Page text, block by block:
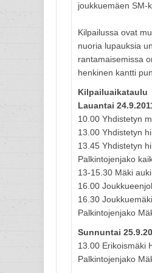
joukkuemäen SM-
Kilpailussa ovat
nuoria lupauksia
rantamaisemissa
henkinen kantti
Kilpailuaikataulu
Lauantai
10.00 Yhdistetyn
13.00 Yhdistetyn
13.45 Yhdistetyn
Palkintojenjako
13-15.30 Mäki
16.00
16.30
Palkintojenjako
Sunnuntai
13.00 Erikoismäki
Palkintojenjako